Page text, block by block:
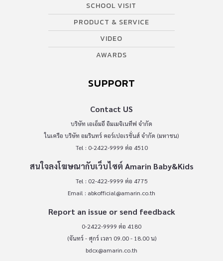
SCHOOL VISIT
PRODUCT & SERVICE
VIDEO
AWARDS
SUPPORT
Contact US
บริษัท เอเอ็มอี อิมเมจิเนทีฟ จำกัด
ในเครือ บริษัท อมรินทร์ คอร์เปอเรชั่นส์ จำกัด (มหาชน)
Tel : 0-2422-9999 ต่อ 4510
สนใจลงโฆษณากับเว็บไซต์ Amarin Baby&Kids
Tel : 02-422-9999 ต่อ 4775
Email : abkofficial@amarin.co.th
Report an issue or send feedback
0-2422-9999 ต่อ 4180
(จันทร์ - ศุกร์ เวลา 09.00 - 18.00 น)
bdcx@amarin.co.th